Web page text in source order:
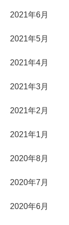
2021年6月
2021年5月
2021年4月
2021年3月
2021年2月
2021年1月
2020年8月
2020年7月
2020年6月